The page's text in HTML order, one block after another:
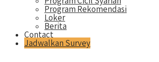
Program Rekomendasi
Loker
Berita
Contact
Jadwalkan Survey